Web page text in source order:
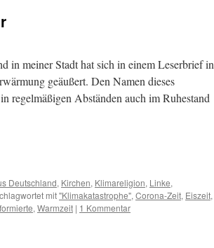
in meiner Stadt hat sich in einem Leserbrief in
geäußert. Den Namen dieses
regelmäßigen Abständen auch im Ruhestand
Deutschland, Kirchen, Klimareligion, Linke,
mit"Klimakatastrophe",Corona-Zeit, Eiszeit,
,Warmzeit | 1 Kommentar